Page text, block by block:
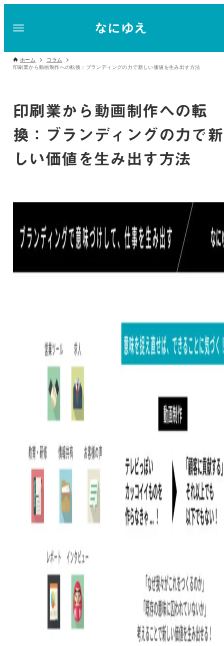
ホーム
コラム
印刷業から動画制作への転換：ブランディングの力で新しい価値を生み出す方法
印刷業から動画制作への転
換：ブランディングの力で新
しい価値を生み出す方法